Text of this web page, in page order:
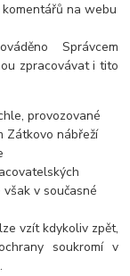
na webu
Správcem
zpracovávat i tito
provozované
Zátkovo nábřeží
v současné
vzít kdykoliv zpět,
soukromí v